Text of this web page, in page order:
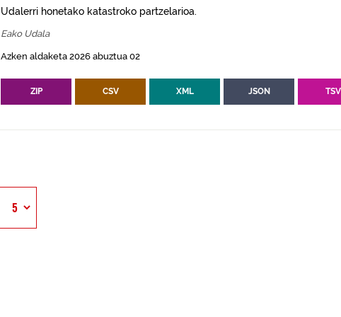
Udalerri honetako katastroko partzelarioa.
Eako Udala
Azken aldaketa 2026 abuztua 02
ZIP CSV XML JSON TSV